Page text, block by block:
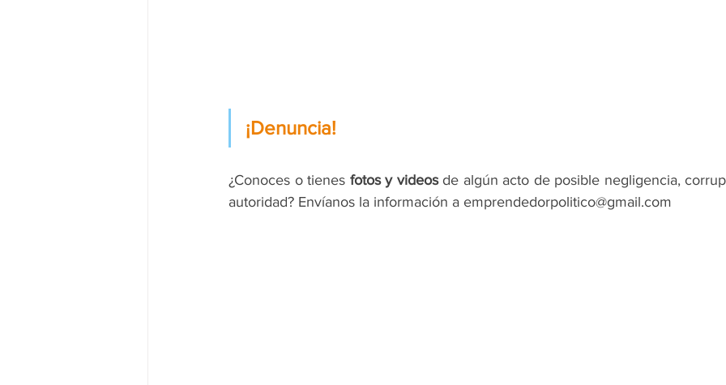
¡Denuncia!
¿Conoces o tienes fotos y videos de algún acto de posible negligencia,
autoridad? Envíanos la información a emprendedorpolitico@gmail.com